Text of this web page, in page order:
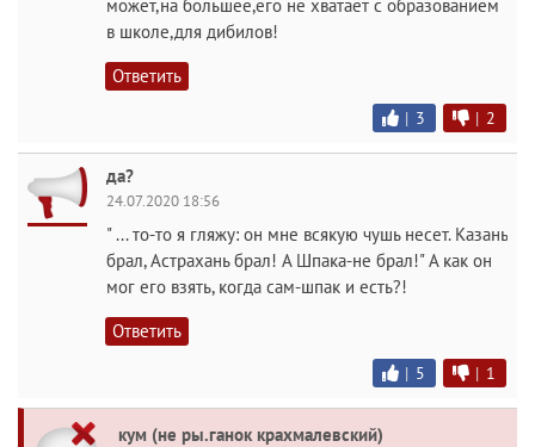
может,на большее,его не хватает с образованием
в школе,для дибилов!
Ответить
| 3 | 2
да?
24.07.2020 18:56
" ... то-то я гляжу: он мне всякую чушь несет. Казань
брал, Астрахань брал! А Шпака-не брал!" А как он
мог его взять, когда сам-шпак и есть?!
Ответить
| 5 | 1
кум (не ры.ганок крахмалевский)